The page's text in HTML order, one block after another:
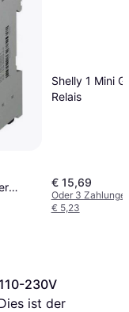
Shelly 1 Mini
Relais
€ 15,69
Oder 3
€ 5,23
230V
ist der